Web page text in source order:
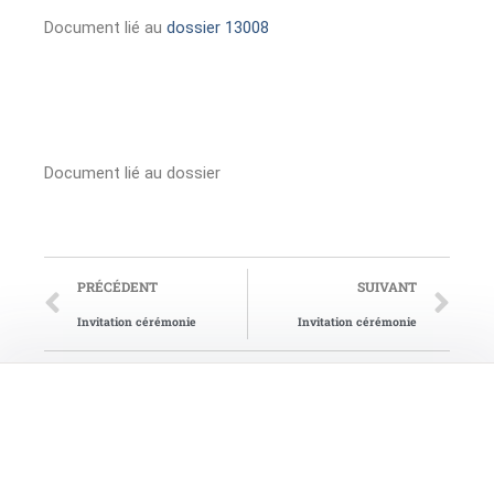
Document lié au dossier 13008
Document lié au dossier
PRÉCÉDENT
Invitation cérémonie
SUIVANT
Invitation cérémonie